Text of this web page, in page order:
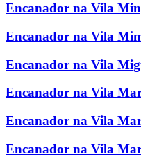
Encanador na Vila
Encanador na Vila
Encanador na Vila
Encanador na Vila
Encanador na Vila
Encanador na Vila